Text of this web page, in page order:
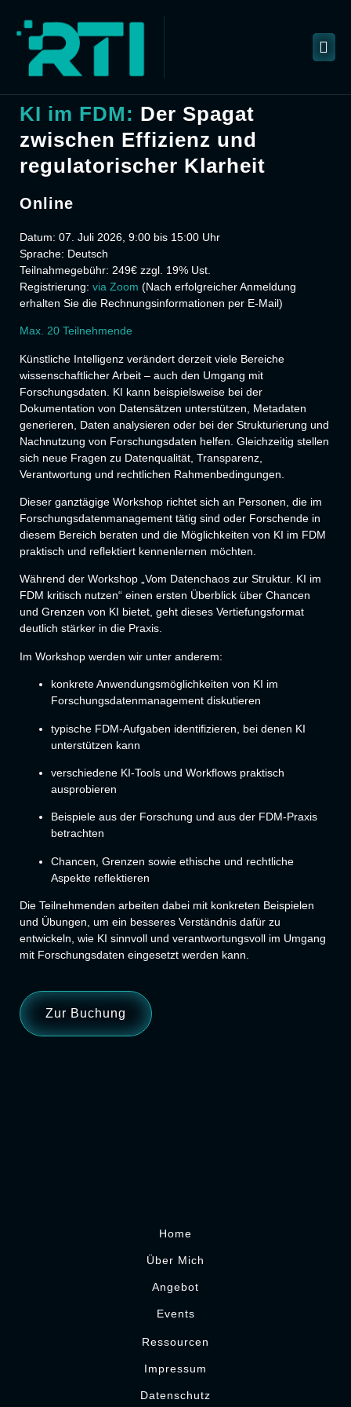
KI im FDM: Der Spagat
zwischen Effizienz und
regulatorischer Klarheit
Online
Datum: 07. Juli 2026, 9:00 bis 15:00 Uhr
Sprache: Deutsch
Teilnahmegebühr: 249€ zzgl. 19% Ust.
Registrierung: via Zoom (Nach erfolgreicher Anmeldung
erhalten Sie die Rechnungsinformationen per E-Mail)
Max. 20 Teilnehmende
Künstliche Intelligenz verändert derzeit viele Bereiche
wissenschaftlicher Arbeit – auch den Umgang mit
Forschungsdaten. KI kann beispielsweise bei der
Dokumentation von Datensätzen unterstützen, Metadaten
generieren, Daten analysieren oder bei der Strukturierung und
Nachnutzung von Forschungsdaten helfen. Gleichzeitig stellen
sich neue Fragen zu Datenqualität, Transparenz,
Verantwortung und rechtlichen Rahmenbedingungen.
Dieser ganztägige Workshop richtet sich an Personen, die im
Forschungsdatenmanagement tätig sind oder Forschende in
diesem Bereich beraten und die Möglichkeiten von KI im FDM
praktisch und reflektiert kennenlernen möchten.
Während der Workshop „Vom Datenchaos zur Struktur. KI im
FDM kritisch nutzen“ einen ersten Überblick über Chancen
und Grenzen von KI bietet, geht dieses Vertiefungsformat
deutlich stärker in die Praxis.
Im Workshop werden wir unter anderem:
konkrete Anwendungsmöglichkeiten von KI im
Forschungsdatenmanagement diskutieren
typische FDM-Aufgaben identifizieren, bei denen KI
unterstützen kann
verschiedene KI-Tools und Workflows praktisch
ausprobieren
Beispiele aus der Forschung und aus der FDM-Praxis
betrachten
Chancen, Grenzen sowie ethische und rechtliche
Aspekte reflektieren
Die Teilnehmenden arbeiten dabei mit konkreten Beispielen
und Übungen, um ein besseres Verständnis dafür zu
entwickeln, wie KI sinnvoll und verantwortungsvoll im Umgang
mit Forschungsdaten eingesetzt werden kann.
Zur Buchung
Home
Über Mich
Angebot
Events
Ressourcen
Impressum
Datenschutz